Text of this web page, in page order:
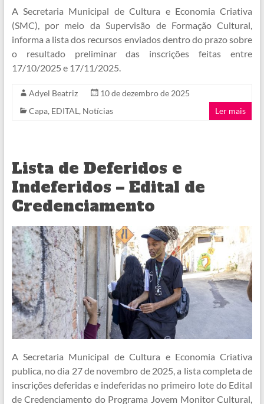
A Secretaria Municipal de Cultura e Economia Criativa
(SMC), por meio da Supervisão de Formação Cultural,
informa a lista dos recursos enviados dentro do prazo sobre
o resultado preliminar das inscrições feitas entre
17/10/2025 e 17/11/2025.
Adyel Beatriz
10 de dezembro de 2025
Capa, EDITAL , Notícias Ler mais
Lista de Deferidos e
Indeferidos – Edital de
Credenciamento
A Secretaria Municipal de Cultura e Economia Criativa
publica, no dia 27 de novembro de 2025, a lista completa de
inscrições deferidas e indeferidas no primeiro lote do Edital
de Credenciamento do Programa Jovem Monitor Cultural,